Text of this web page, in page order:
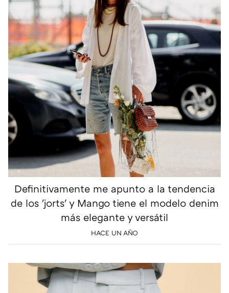
Definitivamente me apunto a la tendencia
de los 'jorts' y Mango tiene el modelo denim
más elegante y versátil
HACE UN AÑO